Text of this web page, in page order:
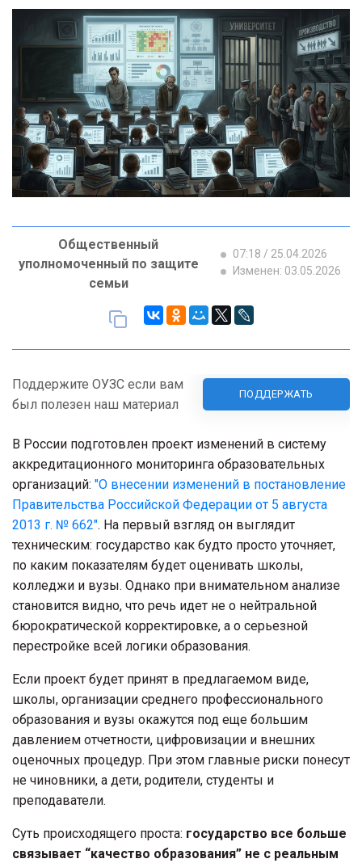
Общественный
уполномоченный по защите
семьи
07:18 / 25.04.2026
Изменен: 03.05.2026
Поддержите ОУЗС если вам
был полезен наш материал
ПОДДЕРЖАТЬ
В России подготовлен проект изменений в систему
аккредитационного мониторинга образовательных
организаций: "О внесении изменений в постановление
Правительства Российской Федерации от 5 августа
2013 г. № 662". На первый взгляд он выглядит
техническим: государство как будто просто уточняет,
по каким показателям будет оценивать школы,
колледжи и вузы. Однако при внимательном анализе
становится видно, что речь идет не о нейтральной
бюрократической корректировке, а о серьезной
перестройке всей логики образования.
Если проект будет принят в предлагаемом виде,
школы, организации среднего профессионального
образования и вузы окажутся под еще большим
давлением отчетности, цифровизации и внешних
оценочных процедур. При этом главные риски понесут
не чиновники, а дети, родители, студенты и
преподаватели.
Суть происходящего проста: государство все больше
связывает “качество образования” не с реальным